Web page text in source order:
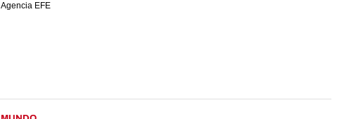
Agencia EFE